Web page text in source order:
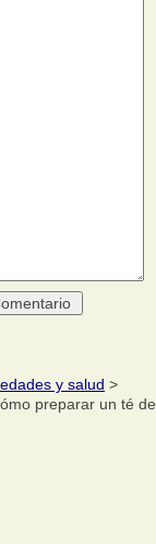
y salud >
preparar un té de